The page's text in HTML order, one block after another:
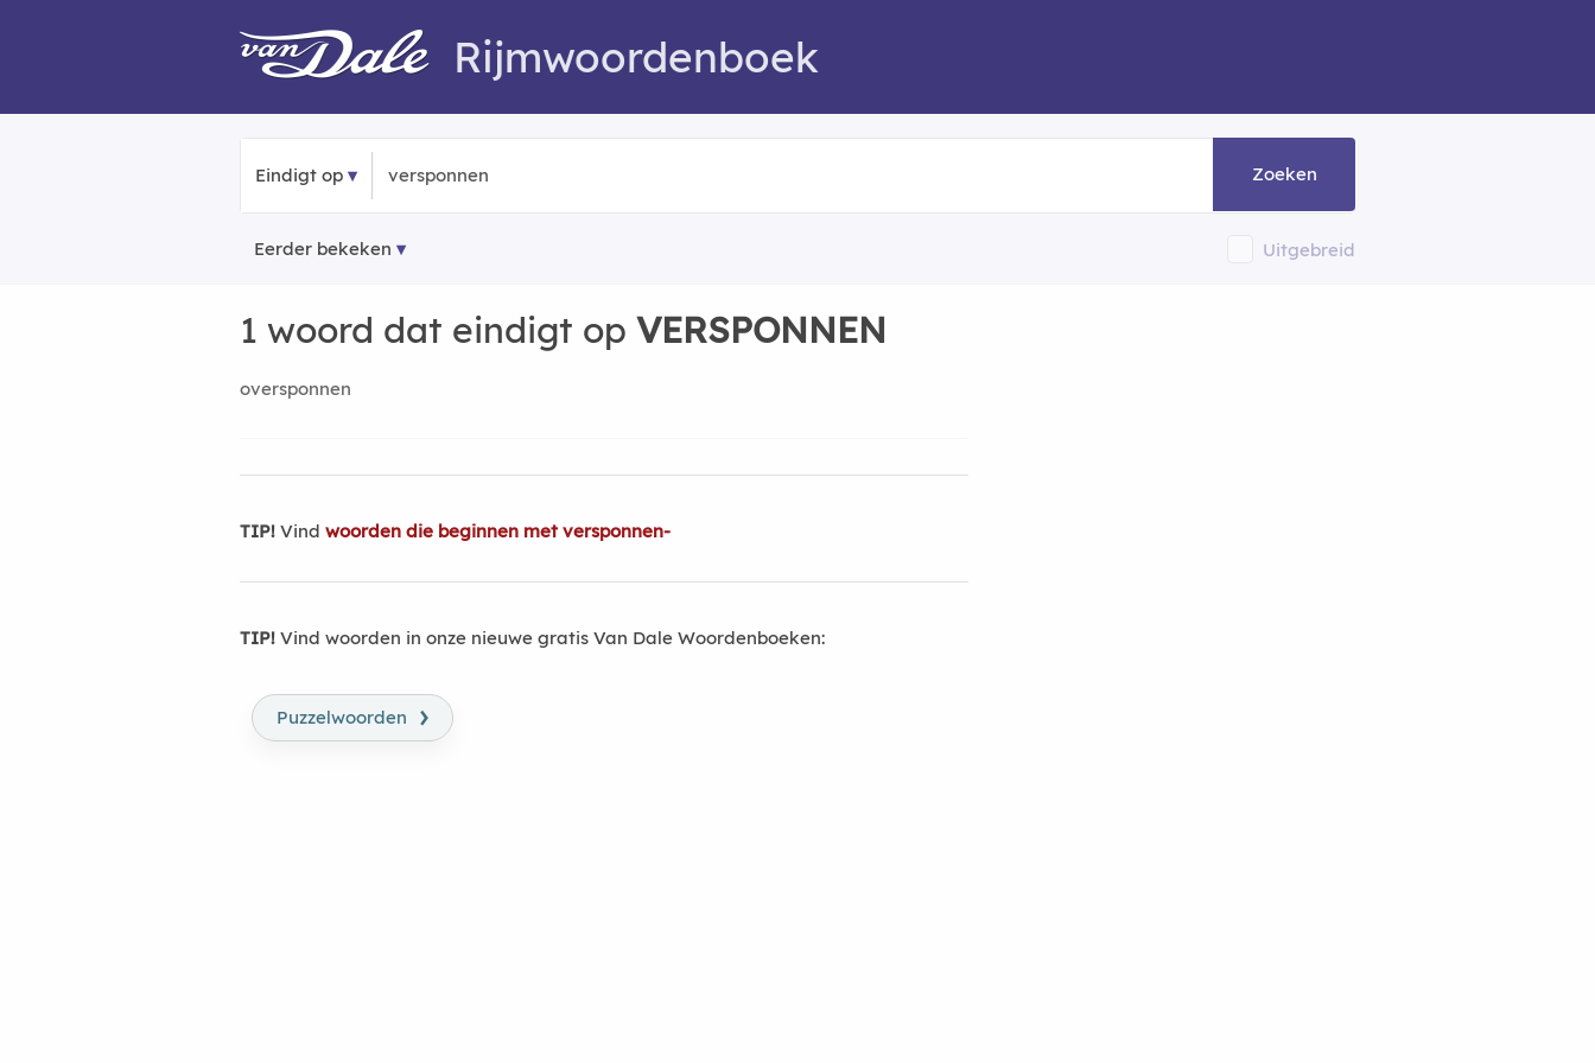
Rijmwoordenboek
Eindigt op Zoeken
Eerder bekeken Uitgebreid
1 woord dat eindigt op VERSPONNEN
oversponnen
TIP! Vind woorden die beginnen met versponnen-
TIP! Vind woorden in onze nieuwe gratis Van Dale Woordenboeken:
Puzzelwoorden ›